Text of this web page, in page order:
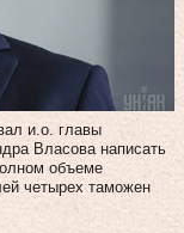
и.о. главы
Власова написать
объеме
четырех таможен